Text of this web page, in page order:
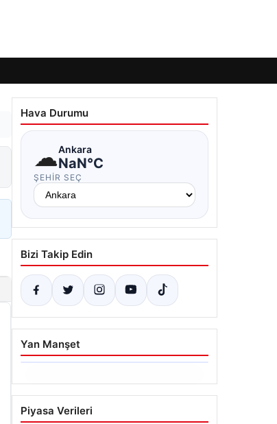
Hava Durumu
☁Ankara
NaN°C
ŞEHIR SEÇ
Bizi Takip Edin
Yan Manşet
06.08.2026
Hakkında icra takibi
başlatan avukatı
Piyasa Verileri